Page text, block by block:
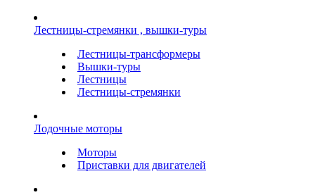
Лестницы-стремянки , вышки-туры
Лестницы-трансформеры
Вышки-туры
Лестницы
Лестницы-стремянки
Лодочные моторы
Моторы
Приставки для двигателей